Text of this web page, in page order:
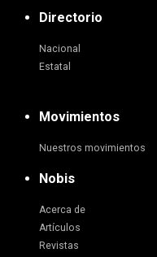
Directorio
Nacional
Estatal
Movimientos
Nuestros movimientos
Nobis
Acerca de
Artículos
Revistas